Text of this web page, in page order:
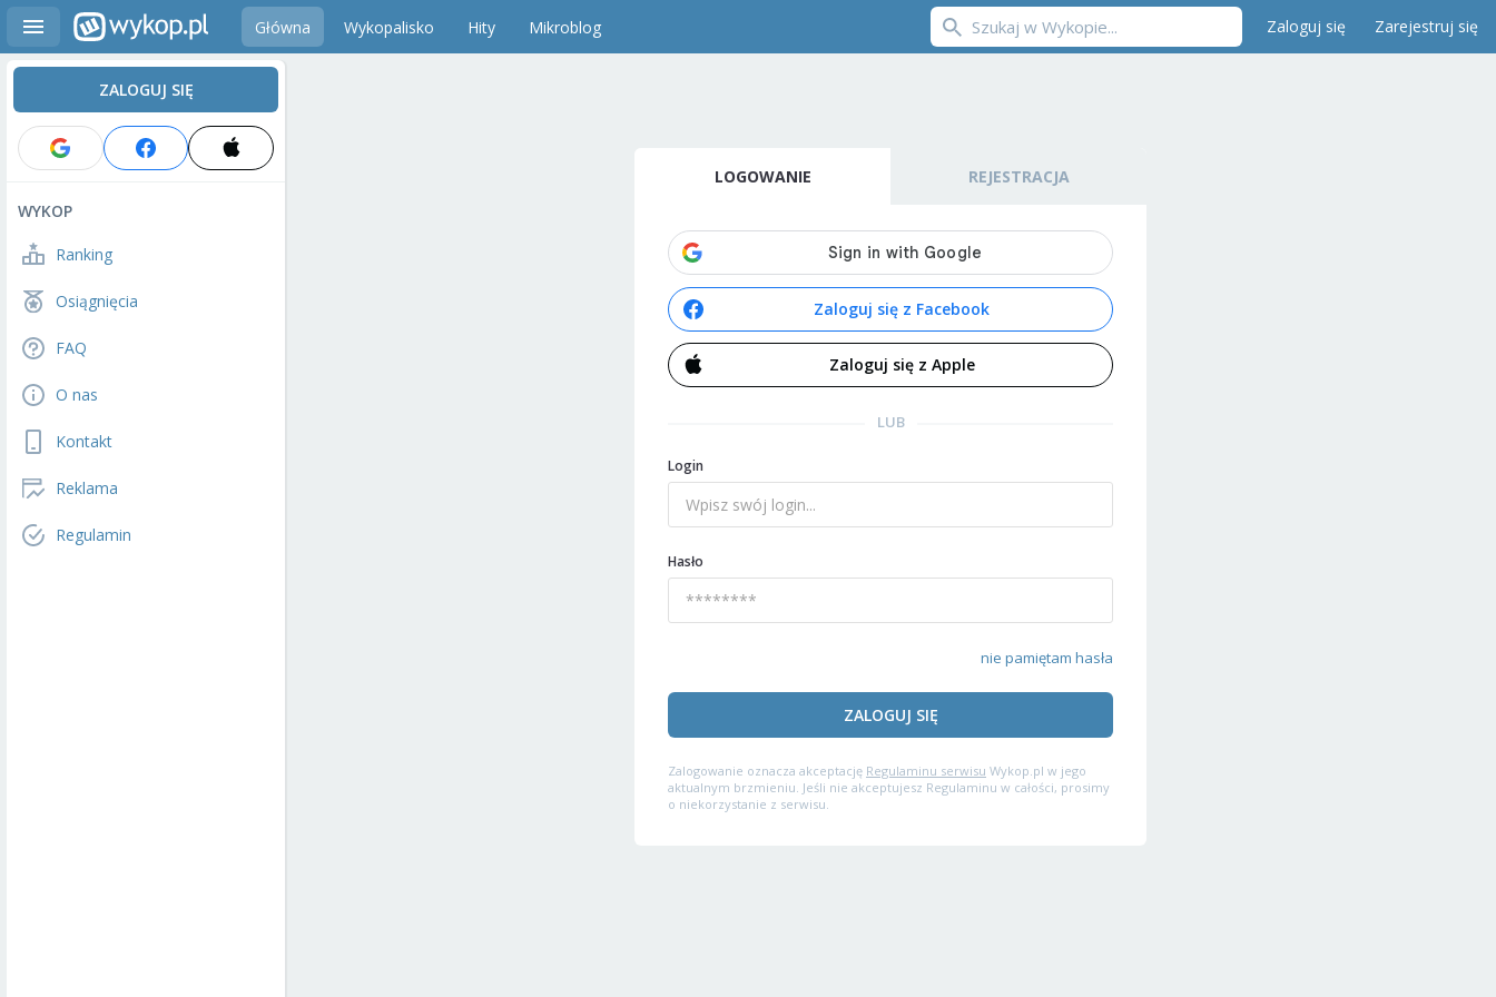
Główna Wykopalisko Hity Mikroblog Zaloguj się Zarejestruj się
ZALOGUJ SIĘ
WYKOP
Ranking
Osiągnięcia
FAQ
O nas
Kontakt
Reklama
Regulamin
LOGOWANIE REJESTRACJA
Zaloguj się z Facebook
Zaloguj się z Apple
LUB
Login
Hasło
nie pamiętam hasła
ZALOGUJ SIĘ
Zalogowanie oznacza akceptację Regulaminu serwisu Wykop.pl w jego
aktualnym brzmieniu. Jeśli nie akceptujesz Regulaminu w całości, prosimy
o niekorzystanie z serwisu.